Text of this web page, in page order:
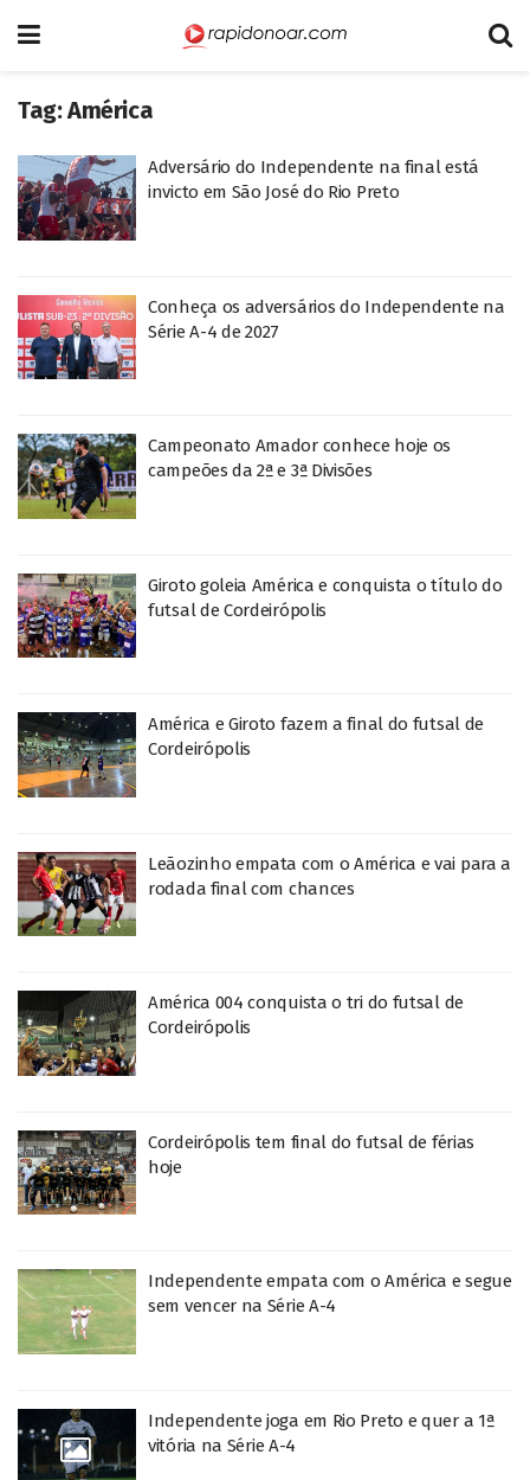
Tag:América
Adversário do Independente na final está
invicto em São José do Rio Preto
Conheça os adversários do Independente na
Série A-4 de 2027
Campeonato Amador conhece hoje os
campeões da 2ª e 3ª Divisões
Giroto goleia América e conquista o título do
futsal de Cordeirópolis
América e Giroto fazem a final do futsal de
Cordeirópolis
Leãozinho empata com o América e vai para a
rodada final com chances
América 004 conquista o tri do futsal de
Cordeirópolis
Cordeirópolis tem final do futsal de férias
hoje
Independente empata com o América e segue
sem vencer na Série A-4
Independente joga em Rio Preto e quer a 1ª
vitória na Série A-4